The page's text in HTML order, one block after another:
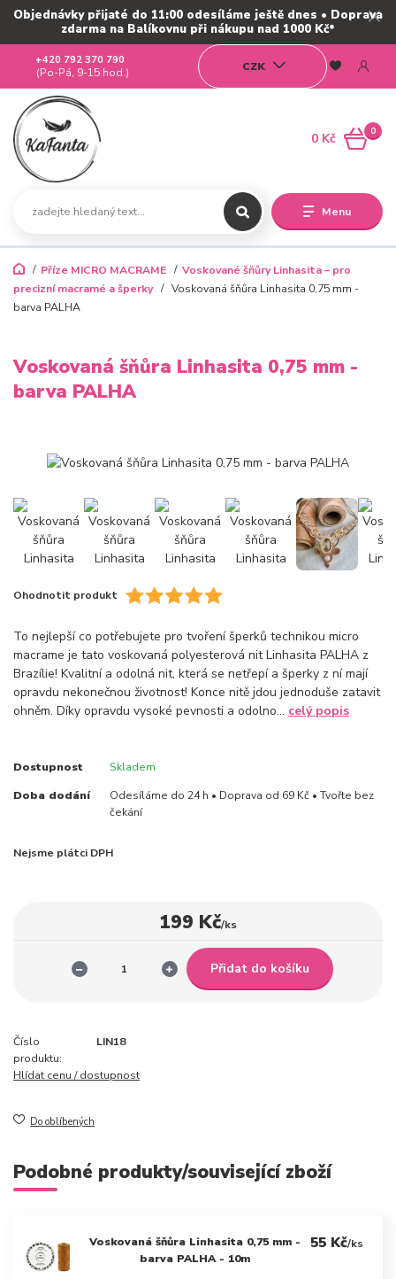
Objednávky přijaté do 11:00 odesíláme ještě dnes • Doprava
zdarma na Balíkovnu při nákupu nad 1000 Kč*
Menu
CZK
+420 792 370 790
(Po-Pá, 9-15 hod.)
0
0 Kč
Příze MICRO MACRAME
Voskované šňůry Linhasita – pro
precizní macramé a šperky
Voskovaná šňůra Linhasita 0,75 mm -
barva PALHA
Voskovaná šňůra Linhasita 0,75 mm -
barva PALHA
Ohodnotit produkt
To nejlepší co potřebujete pro tvoření šperků technikou micro
macrame je tato voskovaná polyesterová nit Linhasita PALHA z
Brazílie! Kvalitní a odolná nit, která se netřepí a šperky z ní mají
opravdu nekonečnou životnost! Konce nitě jdou jednoduše zatavit
ohněm. Díky opravdu vysoké pevnosti a odolno... celý popis
Dostupnost Skladem
Doba dodání
Odesíláme do 24 h • Doprava od 69 Kč • Tvořte bez
čekání
Nejsme plátci DPH
199 Kč/ks
Přidat do košíku
Číslo
produktu:
LIN18
Hlídat cenu / dostupnost
Do oblíbených
Podobné produkty/související zboží
Voskovaná šňůra Linhasita 0,75 mm -
barva PALHA - 10m
55 Kč/ks